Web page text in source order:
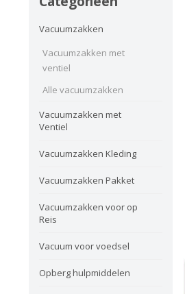
Vacuumzakken
Vacuumzakken met
ventiel
Alle vacuumzakken
Vacuumzakken met
Ventiel
Vacuumzakken Kleding
Vacuumzakken Pakket
Vacuumzakken voor op
Reis
Vacuum voor voedsel
Opberg hulpmiddelen